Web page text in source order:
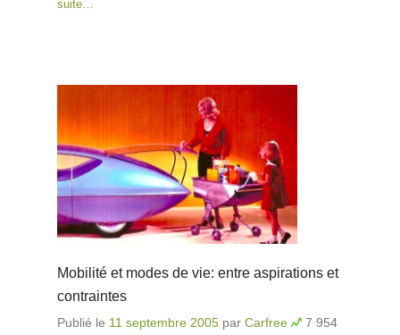
suite…
Mobilité et modes de vie: entre aspirations et
contraintes
Publié le 11 septembre 2005 par Carfree
7 954